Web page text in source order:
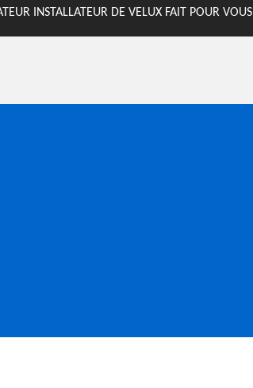
INSTALLATEUR DE VELUX FAIT POUR VOUS